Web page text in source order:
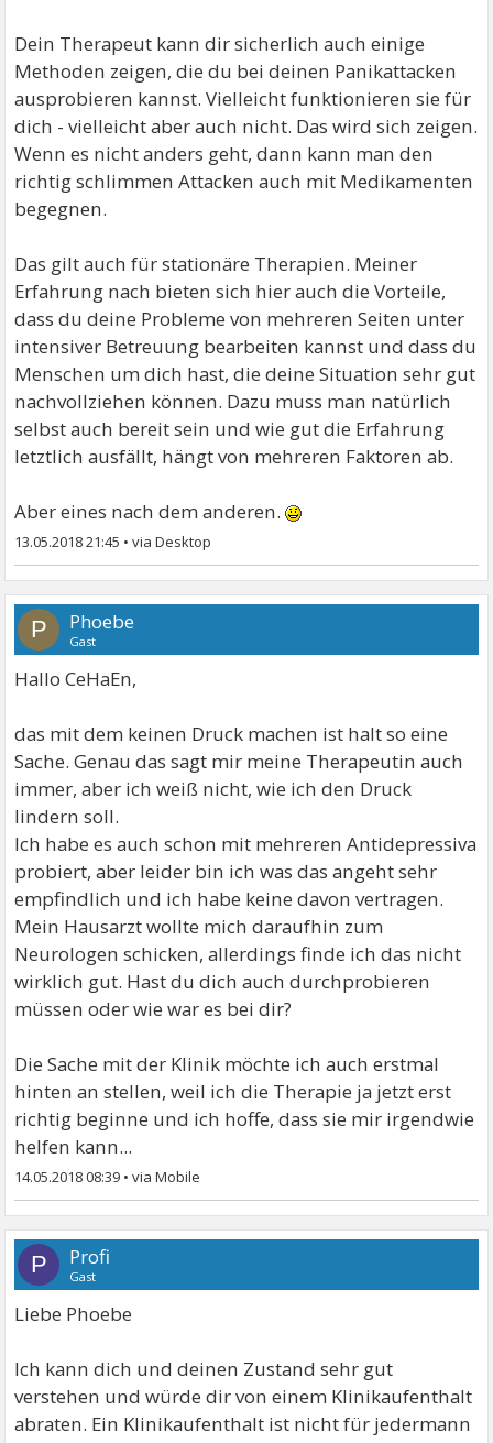
Dein Therapeut kann dir sicherlich auch einige
Methoden zeigen, die du bei deinen Panikattacken
ausprobieren kannst. Vielleicht funktionieren sie für
dich - vielleicht aber auch nicht. Das wird sich zeigen.
Wenn es nicht anders geht, dann kann man den
richtig schlimmen Attacken auch mit Medikamenten
begegnen.
Das gilt auch für stationäre Therapien. Meiner
Erfahrung nach bieten sich hier auch die Vorteile,
dass du deine Probleme von mehreren Seiten unter
intensiver Betreuung bearbeiten kannst und dass du
Menschen um dich hast, die deine Situation sehr gut
nachvollziehen können. Dazu muss man natürlich
selbst auch bereit sein und wie gut die Erfahrung
letztlich ausfällt, hängt von mehreren Faktoren ab.
Aber eines nach dem anderen.
13.05.2018 21:45 •
P Phoebe
Gast
Hallo CeHaEn,
das mit dem keinen Druck machen ist halt so eine
Sache. Genau das sagt mir meine Therapeutin auch
immer, aber ich weiß nicht, wie ich den Druck
lindern soll.
Ich habe es auch schon mit mehreren Antidepressiva
probiert, aber leider bin ich was das angeht sehr
empfindlich und ich habe keine davon vertragen.
Mein Hausarzt wollte mich daraufhin zum
Neurologen schicken, allerdings finde ich das nicht
wirklich gut. Hast du dich auch durchprobieren
müssen oder wie war es bei dir?
Die Sache mit der Klinik möchte ich auch erstmal
hinten an stellen, weil ich die Therapie ja jetzt erst
richtig beginne und ich hoffe, dass sie mir irgendwie
helfen kann...
14.05.2018 08:39 •
P Profi
Gast
Liebe Phoebe
Ich kann dich und deinen Zustand sehr gut
verstehen und würde dir von einem Klinikaufenthalt
abraten. Ein Klinikaufenthalt ist nicht für jedermann